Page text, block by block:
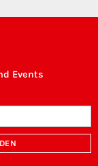
Events